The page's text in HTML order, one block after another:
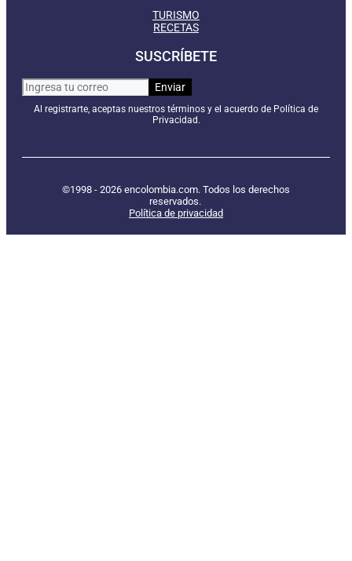
TURISMO
RECETAS
SUSCRÍBETE
Al registrarte, aceptas nuestros términos y el acuerdo de Política de
Privacidad.
©1998 - 2026 encolombia.com. Todos los derechos
reservados.
Política de privacidad